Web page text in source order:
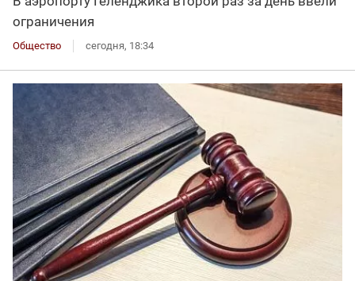
ограничения
Общество сегодня, 18:34